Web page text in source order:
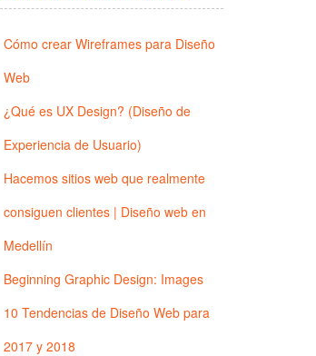
Cómo crear Wireframes para Diseño
Web
¿Qué es UX Design? (Diseño de
Experiencia de Usuario)
Hacemos sitios web que realmente
consiguen clientes | Diseño web en
Medellín
Beginning Graphic Design: Images
10 Tendencias de Diseño Web para
2017 y 2018